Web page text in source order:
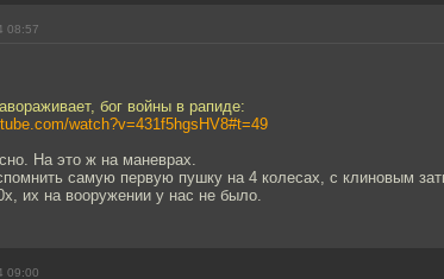
08:57
бог войны в рапиде:
watch?v=431f5hgsHV8#t=49
На это ж на маневрах.
самую первую пушку на 4 колесах, с клиновым
их на вооружении у нас не было.
09:00